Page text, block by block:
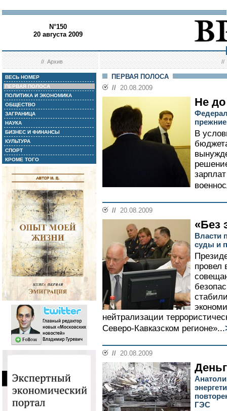
N°150
20 августа 2009
//Архив //
ВЕСЬ НОМЕР
ПЕРВАЯ ПОЛОСА
ПОЛИТИКА И ЭКОНОМИКА
ОБЩЕСТВО
ЗАГРАНИЦА
НАУКА
БИЗНЕС И ФИНАНСЫ
КУЛЬТУРА
СПОРТ
КРОМЕ ТОГО
ПЕРВАЯ ПОЛОСА
// 20.08.2009
Не
В
// 20.08.2009
«Без
Власти
суды и
провел
нейтрализации
Северо-Кавказском регионе»...
// 20.08.2009
ГЭС